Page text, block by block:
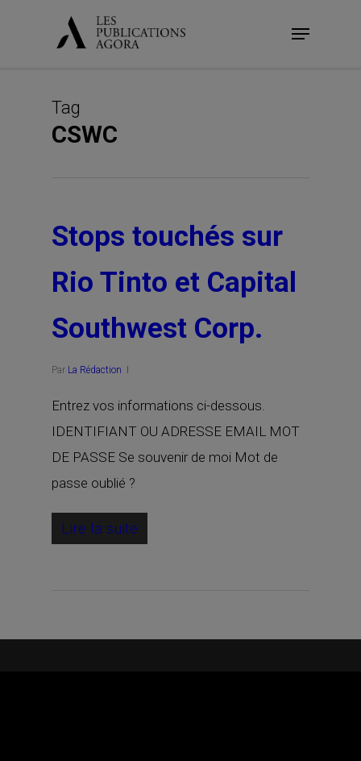
Menu
Tag
CSWC
Stops touchés sur
Rio Tinto et Capital
Southwest Corp.
Par La Rédaction
Entrez vos informations ci-dessous.
IDENTIFIANT OU ADRESSE EMAIL MOT
DE PASSE Se souvenir de moi Mot de
passe oublié ?
Lire la suite